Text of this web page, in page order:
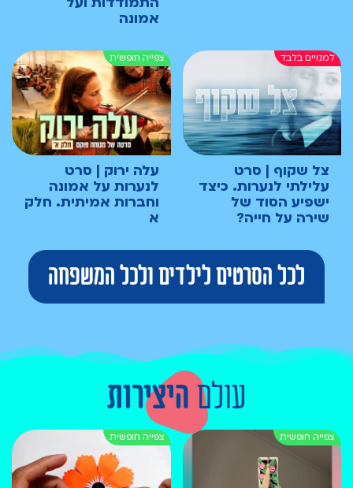
אמונה
צל שקוף | סרט
עלילתי לנערות. כיצד
ישפיע הסוד של
שירה על חייה?
עלה ירוק | סרט
לנערות על אמונה
וחברות אמיתית. חלק
א
לכל הסרטים לילדים ולכל המשפחה
עולם היצירות